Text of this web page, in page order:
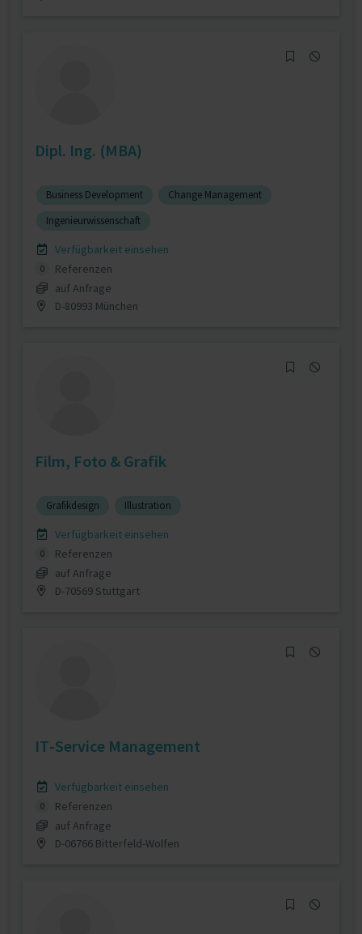
Dipl. Ing. (MBA)
Business Development
Change Management
Ingenieurwissenschaft
Verfügbarkeit einsehen
0
Referenzen
auf Anfrage
D-80993 München
Film, Foto & Grafik
Grafikdesign Illustration
Verfügbarkeit einsehen
0
Referenzen
auf Anfrage
D-70569 Stuttgart
IT-Service Management
Verfügbarkeit einsehen
0
Referenzen
auf Anfrage
D-06766 Bitterfeld-Wolfen